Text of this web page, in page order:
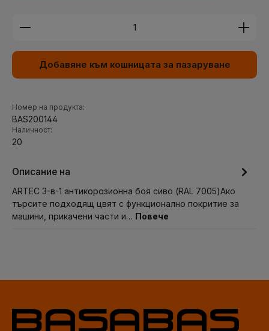
Количество на продукта: Въведете желаната
Добавяне към кошницата за пазаруване
Номер на продукта:
BAS200144
Наличност:
20
Описание на
ARTEC 3-в-1 антикорозионна боя сиво (RAL 7005)Ако
търсите подходящ цвят с функционално покритие за
машини, прикачени части и… Повече